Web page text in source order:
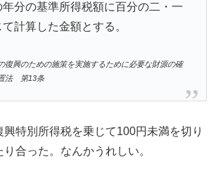
分の基準所得税額に百分の二・一
計算した金額とする。
復興のための施策を実施するために必要な財源の確
法 第13条
特別所得税を乗じて100円未満を切り
合った。なんかうれしい。